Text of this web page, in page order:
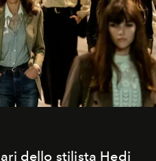
dello stilista Hedi